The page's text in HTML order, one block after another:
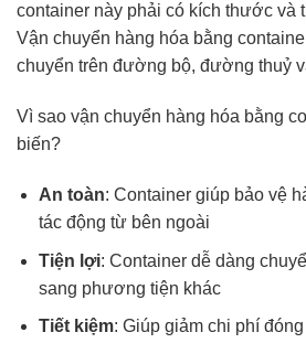
container này phải có kích thước và
Vận chuyển hàng hóa bằng
chuyển trên đường bộ, đường thuỷ
Vì sao vận chuyển hàng hóa bằng
biến?
An toàn: Container giúp bảo vệ
tác động từ bên ngoài
Tiện lợi: Container dễ dàng
sang phương tiện khác
Tiết kiệm: Giúp giảm chi phí